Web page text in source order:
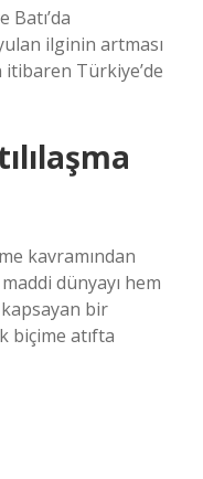
ilginin artması
itibaren Türkiye’de
kavramından
dünyayı hem
kapsayan bir
biçime atıfta